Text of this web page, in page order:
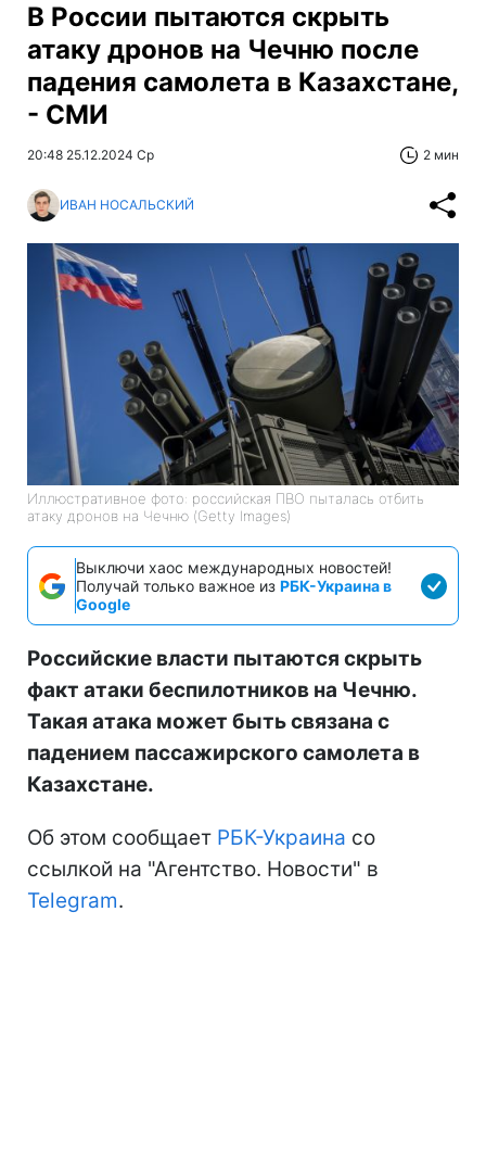
В России пытаются скрыть
атаку дронов на Чечню после
падения самолета в Казахстане,
- СМИ
20:48 25.12.2024 Ср 2 мин
ИВАН НОСАЛЬСКИЙ
Иллюстративное фото: российская ПВО пыталась отбить
атаку дронов на Чечню (Getty Images)
Выключи хаос международных новостей!
Получай только важное из РБК-Украина в
Google
Российские власти пытаются скрыть
факт атаки беспилотников на Чечню.
Такая атака может быть связана с
падением пассажирского самолета в
Казахстане.
Об этом сообщает РБК-Украина со
ссылкой на "Агентство. Новости" в
Telegram.